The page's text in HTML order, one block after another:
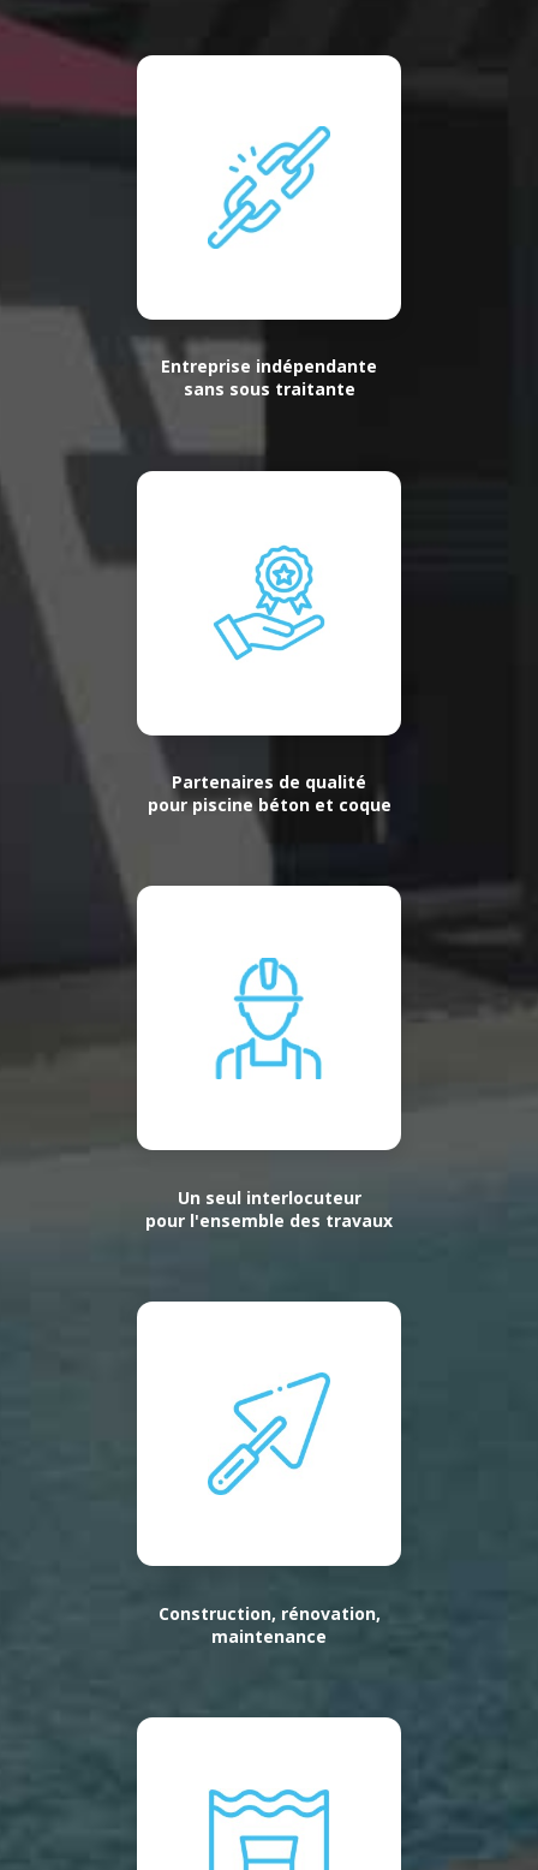
Entreprise indépendante
sans sous traitante
Partenaires de qualité
pour piscine béton et coque
Un seul interlocuteur
pour l'ensemble des travaux
Construction, rénovation,
maintenance